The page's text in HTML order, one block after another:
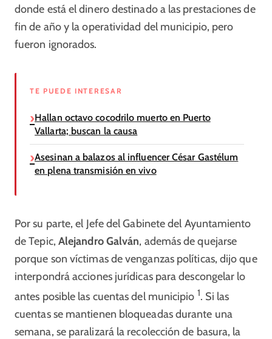
donde está el dinero destinado a las prestaciones de
fin de año y la operatividad del municipio, pero
fueron ignorados.
TE PUEDE INTERESAR
Hallan octavo cocodrilo muerto en Puerto
Vallarta; buscan la causa
Asesinan a balazos al influencer César Gastélum
en plena transmisión en vivo
Por su parte, el Jefe del Gabinete del Ayuntamiento
de Tepic, Alejandro Galván, además de quejarse
porque son víctimas de venganzas políticas, dijo que
interpondrá acciones jurídicas para descongelar lo
antes posible las cuentas del municipio 1. Si las
cuentas se mantienen bloqueadas durante una
semana, se paralizará la recolección de basura, la